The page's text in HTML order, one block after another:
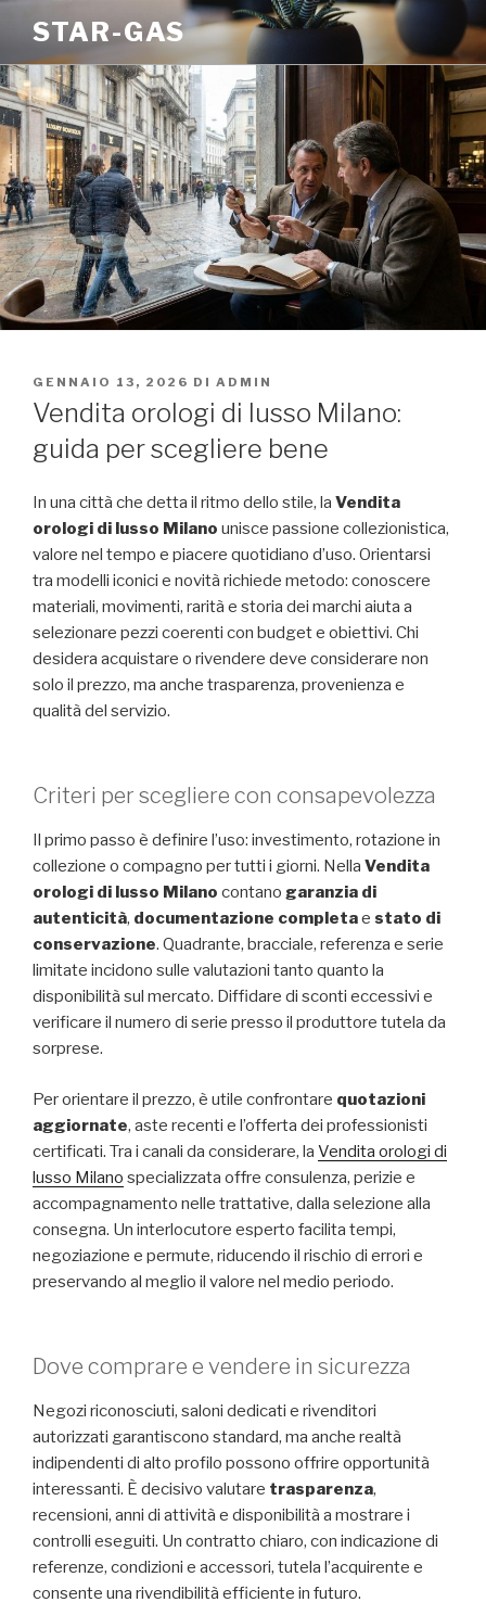
contenuto
STAR-GAS
PUBBLICATO
IL
GENNAIO 13, 2026 DI ADMIN
Vendita orologi di lusso Milano:
guida per scegliere bene
In una città che detta il ritmo dello stile, la Vendita
orologi di lusso Milano unisce passione collezionistica,
valore nel tempo e piacere quotidiano d’uso. Orientarsi
tra modelli iconici e novità richiede metodo: conoscere
materiali, movimenti, rarità e storia dei marchi aiuta a
selezionare pezzi coerenti con budget e obiettivi. Chi
desidera acquistare o rivendere deve considerare non
solo il prezzo, ma anche trasparenza, provenienza e
qualità del servizio.
Criteri per scegliere con consapevolezza
Il primo passo è definire l’uso: investimento, rotazione in
collezione o compagno per tutti i giorni. Nella Vendita
orologi di lusso Milano contano garanzia di
autenticità, documentazione completae stato di
conservazione. Quadrante, bracciale, referenza e serie
limitate incidono sulle valutazioni tanto quanto la
disponibilità sul mercato. Diffidare di sconti eccessivi e
verificare il numero di serie presso il produttore tutela da
sorprese.
Per orientare il prezzo, è utile confrontare quotazioni
aggiornate, aste recenti e l’offerta dei professionisti
certificati. Tra i canali da considerare, la Vendita orologi di
lusso Milano specializzata offre consulenza, perizie e
accompagnamento nelle trattative, dalla selezione alla
consegna. Un interlocutore esperto facilita tempi,
negoziazione e permute, riducendo il rischio di errori e
preservando al meglio il valore nel medio periodo.
Dove comprare e vendere in sicurezza
Negozi riconosciuti, saloni dedicati e rivenditori
autorizzati garantiscono standard, ma anche realtà
indipendenti di alto profilo possono offrire opportunità
interessanti. È decisivo valutare trasparenza,
recensioni, anni di attività e disponibilità a mostrare i
controlli eseguiti. Un contratto chiaro, con indicazione di
referenze, condizioni e accessori, tutela l’acquirente e
consente una rivendibilità efficiente in futuro.